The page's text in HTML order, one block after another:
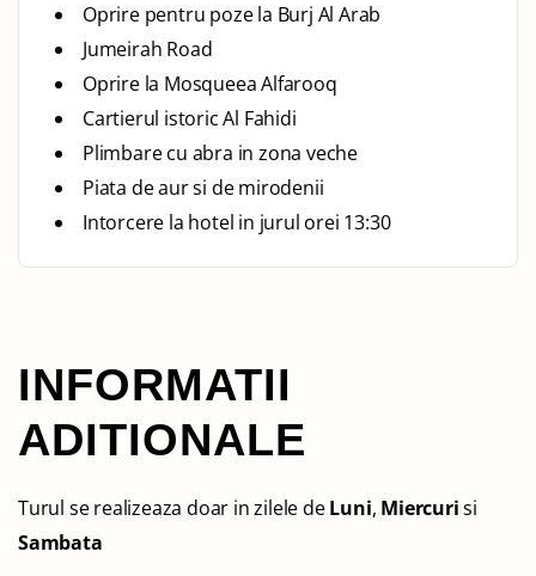
Oprire pentru poze la Burj Al Arab
Jumeirah Road
Oprire la Mosqueea Alfarooq
Cartierul istoric Al Fahidi
Plimbare cu abra in zona veche
Piata de aur si de mirodenii
Intorcere la hotel in jurul orei 13:30
INFORMATII
ADITIONALE
Turul se realizeaza doar in zilele deLuni, Miercurisi
Sambata